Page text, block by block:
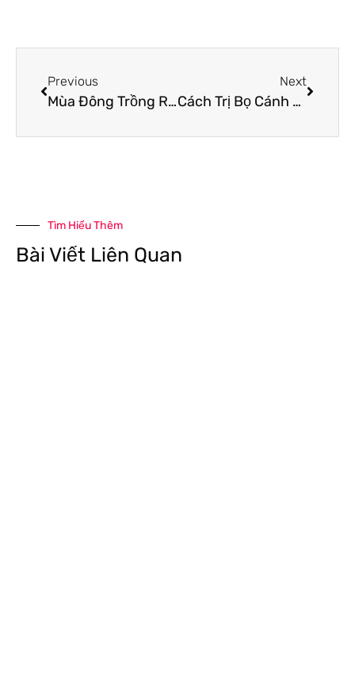
Previous
Mùa Đông Trồng Rau Gì? Các Loại Rau Nên Trồng Vào Mùa Đông
Next
Cách Trị Bọ Cánh Cứng Đơn Giản Tại Nhà
Tìm Hiểu Thêm
Bài Viết Liên Quan